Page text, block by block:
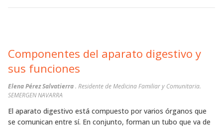
Componentes del aparato digestivo y
sus funciones
Elena Pérez Salvatierra. Residente de Medicina Familiar y Comunitaria.
SEMERGEN NAVARRA
El aparato digestivo está compuesto por varios órganos que
se comunican entre sí. En conjunto, forman un tubo que va de